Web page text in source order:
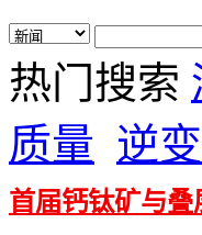
热门搜索
质量 逆
首届钙钛矿与